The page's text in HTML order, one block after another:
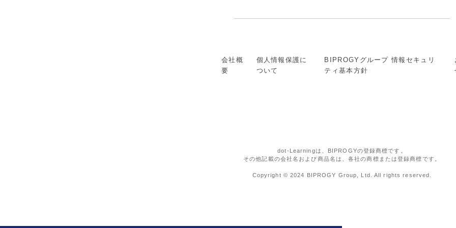
会社概
要
個人情報保護に
ついて
BIPROGYグループ 情報セキュリ
ティ基本方針
dot-Learningは、BIPROGYの登録商標です。
その他記載の会社名および商品名は、各社の商標または登録商標です。
Copyright © 2024 BIPROGY Group, Ltd. All rights reserved.